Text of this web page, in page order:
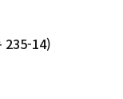
235-14)